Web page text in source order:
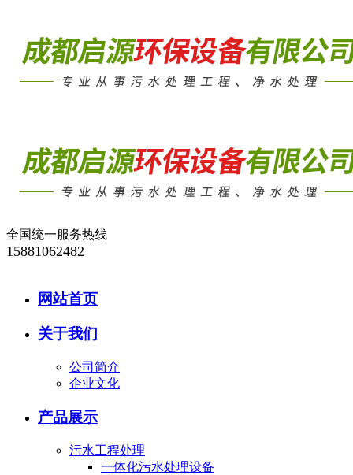
全国统一服务热线
15881062482
网站首页
关于我们
公司简介
企业文化
产品展示
污水工程处理
一体化污水处理设备